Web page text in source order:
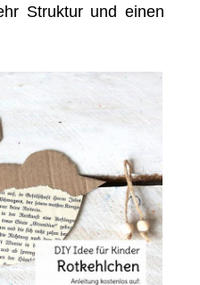
Struktur und einen